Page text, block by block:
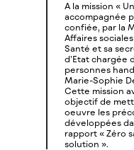
A la mission «
accompagnée
confiée, par la
Affaires
Santé et sa
d’Etat chargée
personnes
Marie-Sophie
Cette mission
objectif de
oeuvre les
développées
rapport « Zéro
solution ».